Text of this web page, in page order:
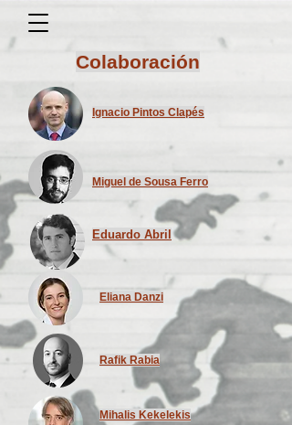
Colaboración
Ignacio Pintos Clapés
Miguel de Sousa Ferro
Eduardo Abril
Eliana Danzi
Rafik Rabia
Mihalis Kekelekis